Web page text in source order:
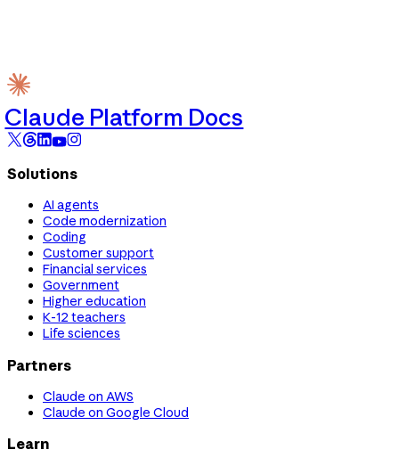
Claude Platform Docs
Solutions
AI agents
Code modernization
Coding
Customer support
Financial services
Government
Higher education
K-12 teachers
Life sciences
Partners
Claude on AWS
Claude on Google Cloud
Learn